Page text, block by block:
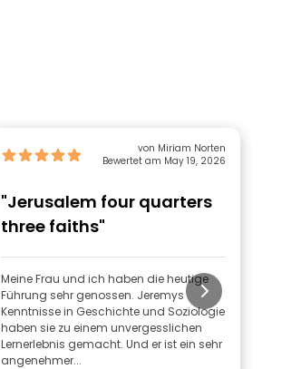
von Miriam Norten
Bewertet am May 19, 2026
"Jerusalem four quarters
three faiths"
Meine Frau und ich haben die heutige
Führung sehr genossen. Jeremys
Kenntnisse in Geschichte und Soziologie
haben sie zu einem unvergesslichen
Lernerlebnis gemacht. Und er ist ein sehr
angenehmer...